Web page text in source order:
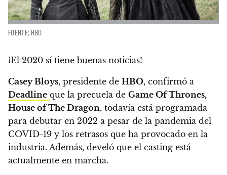
FUENTE: HBO
¡El 2020 sí tiene buenas noticias!
Casey Bloys, presidente de HBO, confirmó a
Deadline que la precuela de Game Of Thrones,
House of The Dragon, todavía está programada
para debutar en 2022 a pesar de la pandemia del
COVID-19 y los retrasos que ha provocado en la
industria. Además, develó que el casting está
actualmente en marcha.